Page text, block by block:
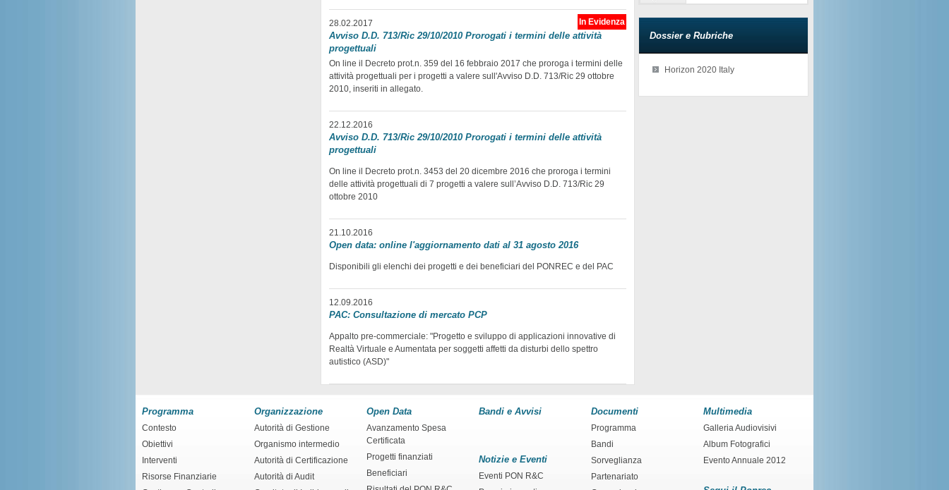
In Evidenza
28.02.2017
Avviso D.D. 713/Ric 29/10/2010 Prorogati i termini delle attività
progettuali
On line il Decreto prot.n. 359 del 16 febbraio 2017 che proroga i termini delle
attività progettuali per i progetti a valere sull'Avviso D.D. 713/Ric 29 ottobre
2010, inseriti in allegato.
22.12.2016
Avviso D.D. 713/Ric 29/10/2010 Prorogati i termini delle attività
progettuali
On line il Decreto prot.n. 3453 del 20 dicembre 2016 che proroga i termini
delle attività progettuali di 7 progetti a valere sull’Avviso D.D. 713/Ric 29
ottobre 2010
21.10.2016
Open data: online l'aggiornamento dati al 31 agosto 2016
Disponibili gli elenchi dei progetti e dei beneficiari del PONREC e del PAC
12.09.2016
PAC: Consultazione di mercato PCP
Appalto pre-commerciale: "Progetto e sviluppo di applicazioni innovative di
Realtà Virtuale e Aumentata per soggetti affetti da disturbi dello spettro
autistico (ASD)"
Dossier e Rubriche
Horizon 2020 Italy
Programma
Contesto
Obiettivi
Interventi
Risorse Finanziarie
Organizzazione
Autorità di Gestione
Organismo intermedio
Autorità di Certificazione
Autorità di Audit
Open Data
Avanzamento Spesa
Certificata
Progetti finanziati
Beneficiari
Bandi e Avvisi
Notizie e Eventi
Eventi PON R&C
Documenti
Programma
Bandi
Sorveglianza
Partenariato
Multimedia
Galleria Audiovisivi
Album Fotografici
Evento Annuale 2012